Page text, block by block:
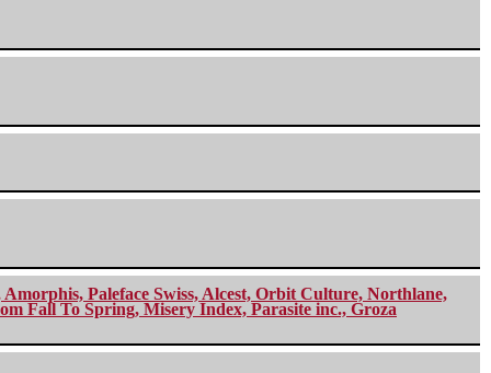
Paleface Swiss, Alcest, Orbit Culture, Northlane,
Fall To Spring, Misery Index, Parasite inc., Groza